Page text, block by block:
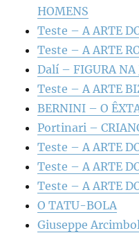
HOMENS
Teste – A ARTE
Teste – A ARTE
Dalí – FIGURA NA
Teste – A ARTE
BERNINI – O
Portinari –
Teste – A ARTE
Teste – A ARTE
Teste – A ARTE
O TATU-BOLA
Giuseppe